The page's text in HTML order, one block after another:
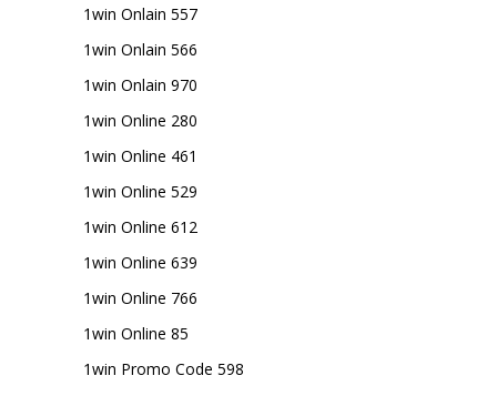
1win Onlain 557
1win Onlain 566
1win Onlain 970
1win Online 280
1win Online 461
1win Online 529
1win Online 612
1win Online 639
1win Online 766
1win Online 85
1win Promo Code 598